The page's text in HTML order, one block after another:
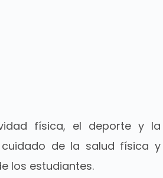
física, el deporte y la
de la salud física y
los estudiantes.